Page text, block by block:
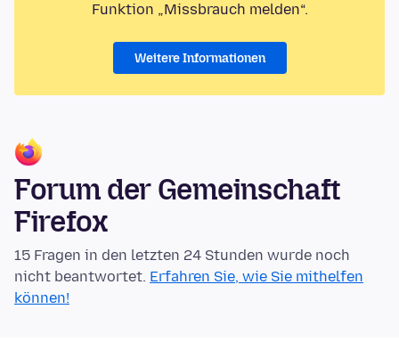
Funktion „Missbrauch melden“.
Weitere Informationen
Forum der Gemeinschaft
Firefox
15 Fragen in den letzten 24 Stunden wurde noch
nicht beantwortet. Erfahren Sie, wie Sie mithelfen
können!